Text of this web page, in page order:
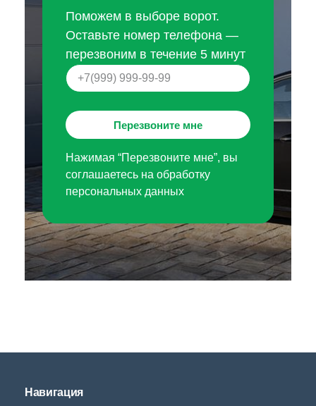
Поможем в выборе ворот.
Оставьте номер телефона —
перезвоним в течение 5 минут
Перезвоните мне
Нажимая “Перезвоните мне”, вы
соглашаетесь на обработку
персональных данных
Навигация